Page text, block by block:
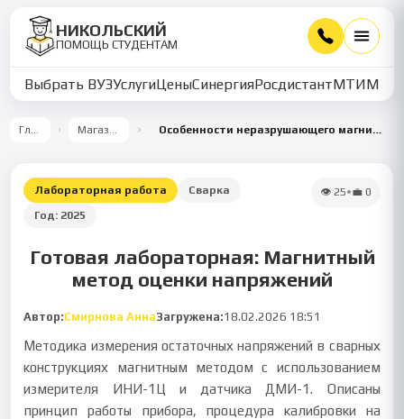
НИКОЛЬСКИЙ
ПОМОЩЬ СТУДЕНТАМ
Выбрать ВУЗУслугиЦеныСинергияРосдистантМТИММУ
Главная Магазин работ Особенности неразрушающего магнитного метода оценки остаточных напряжений
Лабораторная работа
Сварка
Год: 2025
👁 25•💼 0
Готовая лабораторная: Магнитный
метод оценки напряжений
Автор:Смирнова АннаЗагружена:18.02.2026 18:51
Методика измерения остаточных напряжений в сварных
конструкциях магнитным методом с использованием
измерителя ИНИ-1Ц и датчика ДМИ-1. Описаны
принцип работы прибора, процедура калибровки на